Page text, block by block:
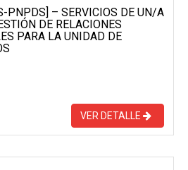
PNPDS] – SERVICIOS DE UN/A
DE RELACIONES
PARA LA UNIDAD DE
VER DETALLE